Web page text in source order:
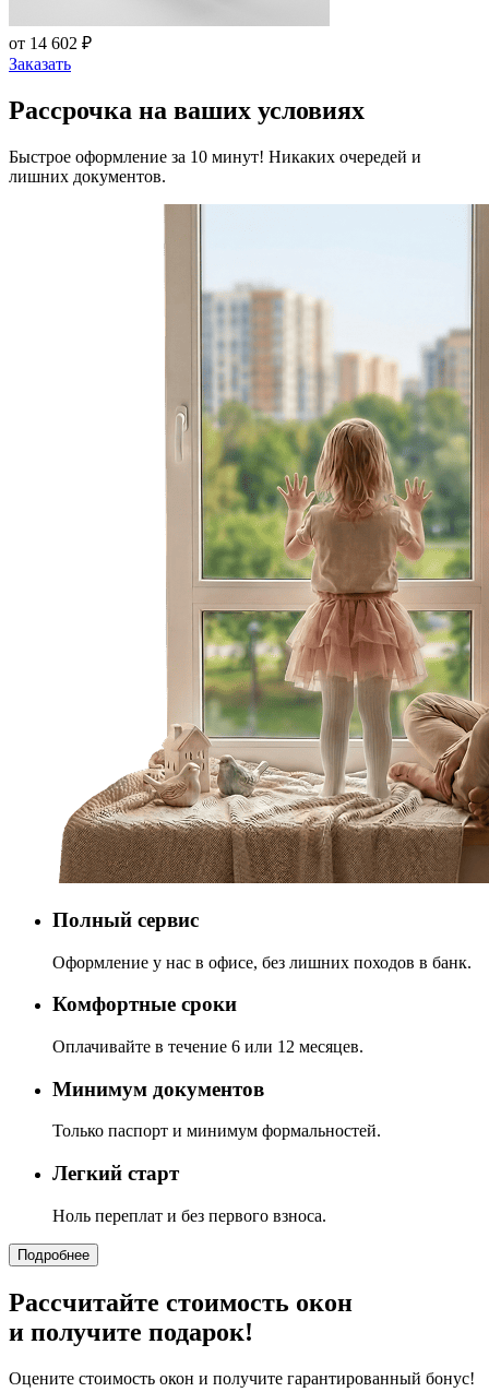
от 14 602 ₽
Заказать
Рассрочка на ваших условиях
Быстрое оформление за 10 минут! Никаких очередей и
лишних документов.
Полный сервис
Оформление у нас в офисе, без лишних походов в банк.
Комфортные сроки
Оплачивайте в течение 6 или 12 месяцев.
Минимум документов
Только паспорт и минимум формальностей.
Легкий старт
Ноль переплат и без первого взноса.
Подробнее
Рассчитайте стоимость окон
и получите подарок!
Оцените стоимость окон и получите гарантированный бонус!